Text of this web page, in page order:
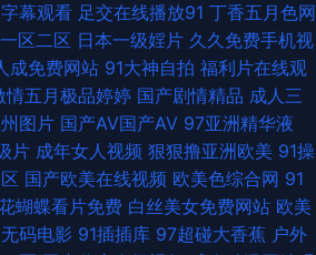
网 久久97影院 影音先锋欧美专区 波多野结衣色
成人网页 婷婷五月天无码 91海角原创 av在线撸
五五 草莓视频在线播放 欧美美色日韩 91性生活
蜜桃成熟网站 97草逼视频 久久人妻在线观看
幕观看 足交在线播放91 丁香五月色网
区二区 日本一级婬片 久久免费手机视
成免费网站 91大神自拍 福利片在线观
情五月极品婷婷 国产剧情精品 成人三
图片 国产AV国产AV 97亚洲精华液
片 成年女人视频 狠狠撸亚洲欧美 91操
国产欧美在线视频 欧美色综合网 91
蝴蝶看片免费 白丝美女免费网站 欧美
码电影 91插插库 97超碰大香蕉 户外